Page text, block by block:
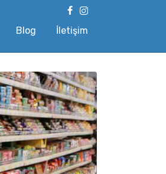
Blog İletişim